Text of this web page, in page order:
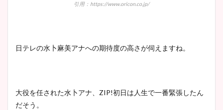
引用：https://www.oricon.co.jp/
日テレの水卜麻美アナへの期待度の高さが伺えますね。
大役を任された水卜アナ、ZIP!初日は人生で一番緊張したん
だそう。